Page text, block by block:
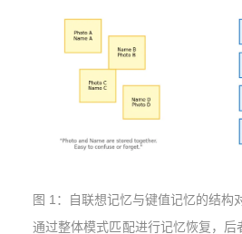
图 1：自联想记忆与键值记忆的结构
通过整体模式匹配进行记忆恢复，后